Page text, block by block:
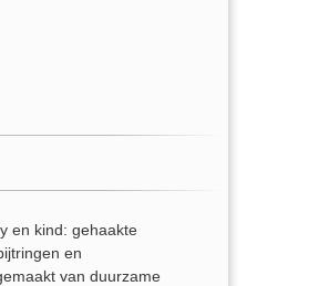
en kind: gehaakte
en
van duurzame